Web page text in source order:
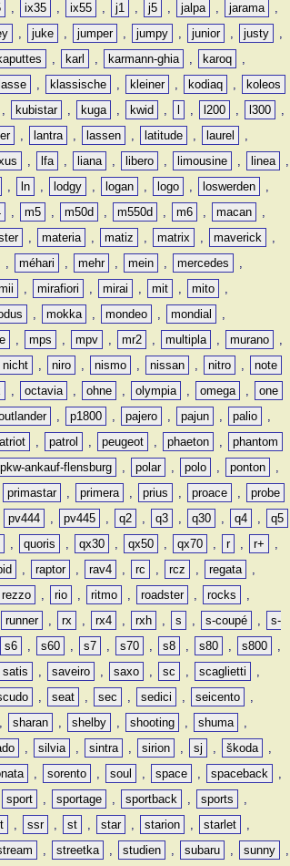
, ix35 , ix55 , j1 , j5 , jalpa , jarama
,
, juke , jumper , jumpy , junior , justy
,
, karl , karmann-ghia , karoq
,
, klassische , kleiner , kodiaq ,
koleos
, kubistar , kuga , kwid , , l200 , l300
,
, lantra , lassen , latitude , laurel
,
, lfa , liana , libero , limousine , linea
,
, ln , lodgy , logan , logo , loswerden
,
, m5 , m50d , m550d , m6 , macan
,
, materia , matiz , matrix , maverick
,
, méhari , mehr , mein , mercedes
,
, mirafiori , mirai , mit , mito
,
, mokka , mondeo , mondial
,
, mps , mpv , mr2 , multipla , murano
,
nicht , niro , nismo , nissan , nitro ,
note
, octavia , ohne , olympia , omega ,
one
, p1800 , pajero , pajun , palio
,
, patrol , peugeot , phaeton ,
phantom
pkw-ankauf-flensburg , polar , polo , ponton
,
primastar , primera , prius , proace ,
probe
pv444 , pv445 , q2 , q3 , q30 , q4 ,
q5
, quoris , qx30 , qx50 , qx70 , r , r+
,
, raptor , rav4 , rc , rcz , regata
,
rezzo , rio , ritmo , roadster , rocks
,
runner , rx , rx4 , rxh , s , s-coupé ,
s-
s6 , s60 , s7 , s70 , s8 , s80 , s800
,
satis , saveiro , saxo , sc , scaglietti
,
, seat , sec , sedici , seicento
,
, sharan , shelby , shooting , shuma
,
, silvia , sintra , sirion , sj , škoda
,
, sorento , soul , space , spaceback
,
sport , sportage , sportback , sports
,
, ssr , st , star , starion , starlet
,
, streetka , studien , subaru , sunny
,